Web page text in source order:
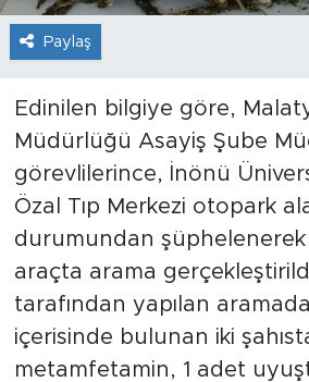
Paylaş
Edinilen bilgiye göre,
Müdürlüğü Asayiş Şube
görevlilerince, İnönü
Özal Tıp Merkezi otopark
durumundan
araçta arama
tarafından yapılan
içerisinde bulunan iki
metamfetamin, 1 adet
Yazıhan
Kuluncak
Yeşilyurt
Akçadağ
Doğanyol
Arapgir
Arguvan